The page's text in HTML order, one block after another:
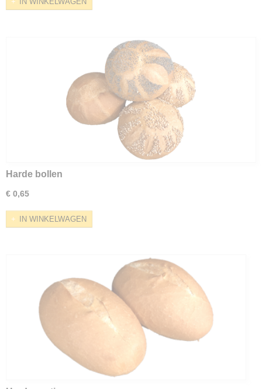
Harde bollen
€ 0,65
IN WINKELWAGEN